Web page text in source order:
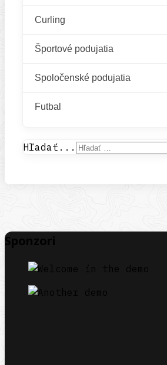
Curling
Športové podujatia
Spoločenské podujatia
Futbal
Hľadať...
Sponzori